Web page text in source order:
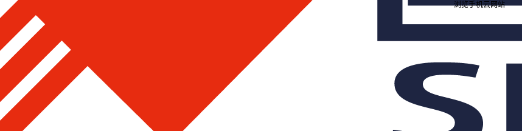
浏览手机云网站